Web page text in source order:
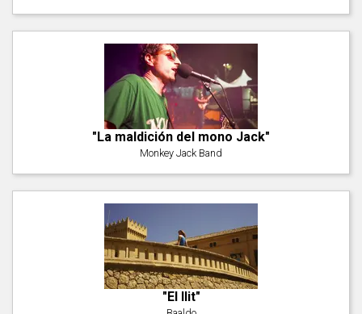
"La maldición del mono Jack"
Monkey Jack Band
"El llit"